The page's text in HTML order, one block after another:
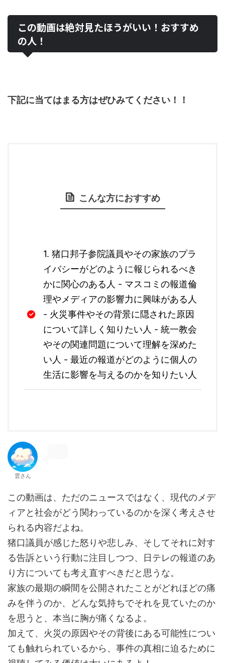
この動画は絶対見たほうがいい！おすすめ
の人！
下記に当てはまる方はぜひみてください！！
こんな方におすすめ
1. 猪口邦子参院議員やその家族のプラ
イバシーがどのように報じられるべき
かに関心のある人 - マスコミの報道倫
理やメディアの影響力に興味がある人
- 火災事件やその背景に隠された原因
について詳しく知りたい人 - 統一教会
やその関連問題について理解を深めた
い人 - 最近の報道がどのように個人の
生活に影響を与えるのかを知りたい人
雲さん
この動画は、ただのニュースではなく、現代のメデ
ィアと社会がどう関わっているのかを深く考えさせ
られる内容だよね。
猪口議員が感じた怒りや悲しみ、そしてそれに対す
る告訴という行動に注目しつつ、日テレの報道のあ
り方についても考え直すべきだと思うな。
家族の最期の瞬間を公開されたことがどれほどの痛
みを伴うのか、どんな気持ちでそれを見ていたのか
を思うと、本当に胸が痛くなるよ。
加えて、火災の原因やその背後にある可能性につい
ても触れられているから、事件の真相に迫るために